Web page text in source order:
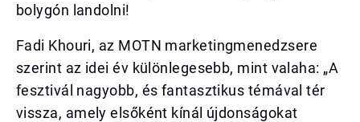
bolygón landolni!
Fadi Khouri, az MOTN marketingmenedzsere
szerint az idei év különlegesebb, mint valaha: „A
fesztivál nagyobb, és fantasztikus témával tér
vissza, amely elsőként kínál újdonságokat